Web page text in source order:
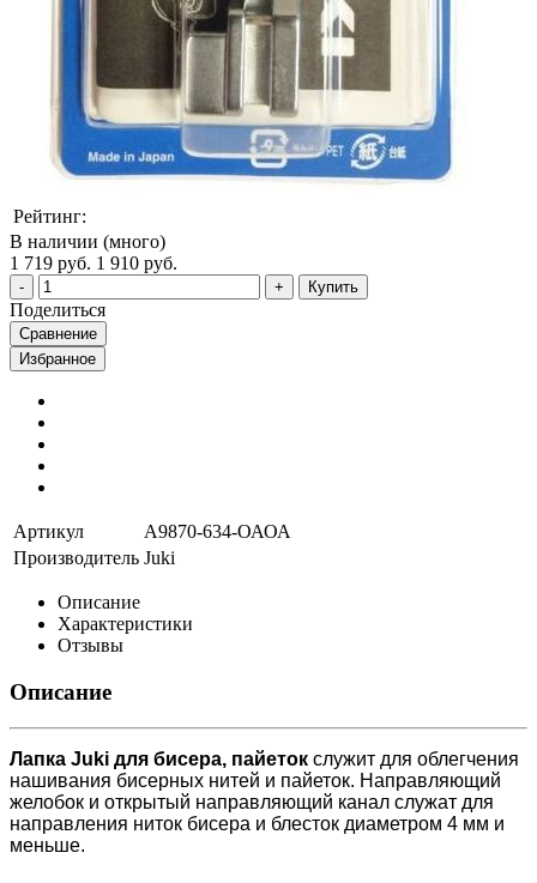
Рейтинг:
В наличии (много)
1 719 руб. 1 910 руб.
Купить
Поделиться
Сравнение
Избранное
Артикул
А9870-634-ОАОА
Производитель Juki
Описание
Характеристики
Отзывы
Описание
Лапка Juki для бисера, пайеток служит для облегчения
нашивания бисерных нитей и пайеток. Направляющий
желобок и открытый направляющий канал служат для
направления ниток бисера и блесток диаметром 4 мм и
меньше.